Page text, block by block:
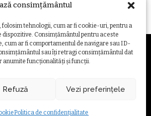
consimțământul
folosim tehnologii, cum ar fi cookie-uri, pentru a
Consimțământul pentru aceste
cum ar fi comportamentul de navigare sau ID-
sau îți retragi consimțământul dat
anumite funcționalități și funcții.
Refuză Vezi preferințele
Politica de confidențialitate